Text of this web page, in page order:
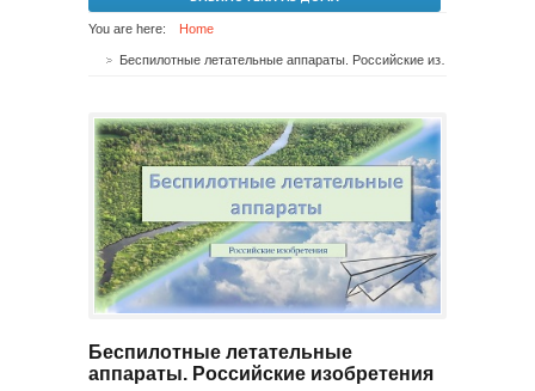
You are here: Home
Беспилотные летательные
аппараты. Российские изобретения